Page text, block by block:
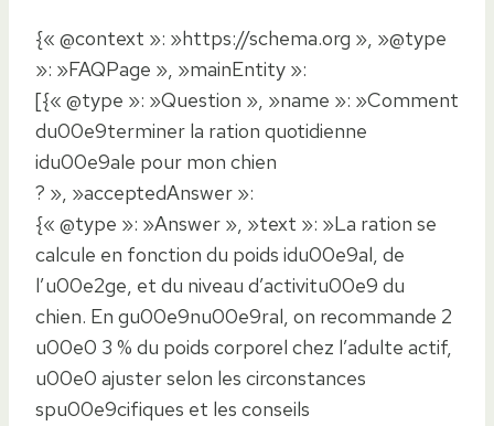
{« @context »: »https://schema.org », »@type
»: »FAQPage », »mainEntity »:
[{« @type »: »Question », »name »: »Comment
du00e9terminer la ration quotidienne
idu00e9ale pour mon chien
? », »acceptedAnswer »:
{« @type »: »Answer », »text »: »La ration se
calcule en fonction du poids idu00e9al, de
l’u00e2ge, et du niveau d’activitu00e9 du
chien. En gu00e9nu00e9ral, on recommande 2
u00e0 3 % du poids corporel chez l’adulte actif,
u00e0 ajuster selon les circonstances
spu00e9cifiques et les conseils